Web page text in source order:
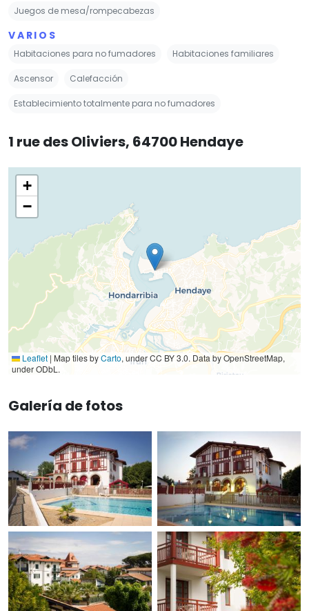
Juegos de mesa/rompecabezas
VARIOS
Habitaciones para no fumadores Habitaciones familiares
Ascensor Calefacción
Establecimiento totalmente para no fumadores
1 rue des Oliviers, 64700 Hendaye
+
−
Leaflet | Map tiles byCarto, under CC BY 3.0. Data by OpenStreetMap,
under ODbL.
Galería de fotos